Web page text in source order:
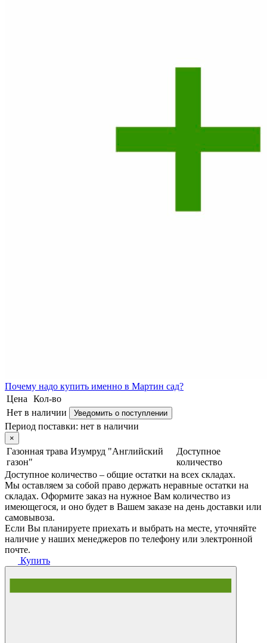
Почему надо купить именно в Мартин сад?
Цена
Кол-во
Нет в наличии
Уведомить о поступлении
Период поставки: нет в наличии
×
Газонная трава Изумруд "Английский
газон"
Доступное
количество
Доступное количество – общие остатки на всех складах.
Мы оставляем за собой право держать неравные остатки на
складах. Оформите заказ на нужное Вам количество из
имеющегося, и оно будет в Вашем заказе на день доставки или
самовывоза.
Если Вы планируете приехать и выбрать на месте, уточняйте
наличие у наших менеджеров по телефону или электронной
почте.
Купить